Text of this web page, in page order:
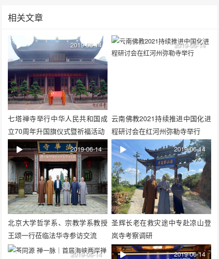
相关文章
七塔禅寺举行中华人民共和国成
立70周年升国旗仪式暨祈福活动
2019-06-14
云南佛教2021持续推进中国化进
程研讨会在红河州弥勒寺举行
2019-06-14
北京大学哲学系、宗教学系教授
王颂一行莅临法华寺参访交流
2019-06-14
圣辉长老在救灾途中专赴凉山登
岚寺考察调研
2019-06-14
2019-06-14 2019-06-14